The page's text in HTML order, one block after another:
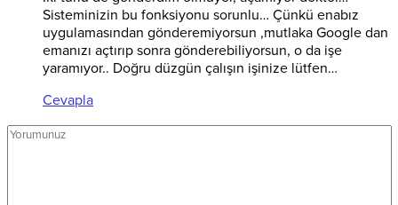
Sisteminizin bu fonksiyonu sorunlu… Çünkü enabız
uygulamasından gönderemiyorsun ,mutlaka Google dan
emanızı açtırıp sonra gönderebiliyorsun, o da işe
yaramıyor.. Doğru düzgün çalışın işinize lütfen…
Cevapla